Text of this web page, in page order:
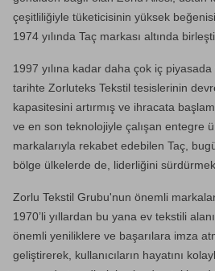
çeşitliliğiyle tüketicisinin yüksek
1974 yılında Taç markası altında
1997 yılına kadar daha çok iç
tarihte Zorluteks Tekstil tesislerinin
kapasitesini artırmış ve ihracata
ve en son teknolojiyle çalışan entegre
markalarıyla rekabet edebilen Taç,
bölge ülkelerde de, liderliğini
Zorlu Tekstil Grubu'nun önemli
1970’li yıllardan bu yana ev tekstili
önemli yeniliklere ve başarılara imza
geliştirerek, kullanıcıların hayatını